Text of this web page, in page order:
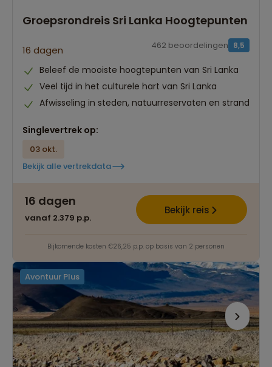
Groepsrondreis Sri Lanka Hoogtepunten
16 dagen 8,5
462 beoordelingen
Beleef de mooiste hoogtepunten van Sri Lanka
Veel tijd in het culturele hart van Sri Lanka
Afwisseling in steden, natuurreservaten en strand
Singlevertrek op:
03 okt.
Bekijk alle vertrekdata
16 dagen
vanaf 2.379 p.p.
Bekijk reis
Bijkomende kosten €26,25 p.p. op basis van 2 personen
Avontuur Plus